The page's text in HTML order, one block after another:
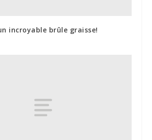
incroyable brûle graisse!